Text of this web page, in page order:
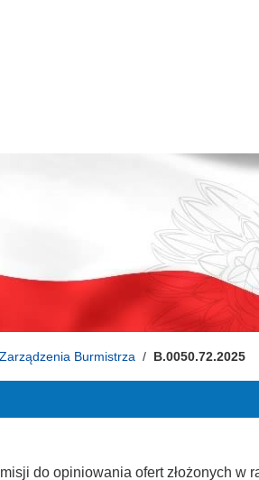
Zarządzenia Burmistrza B.0050.72.2025
do opiniowania ofert złożonych w